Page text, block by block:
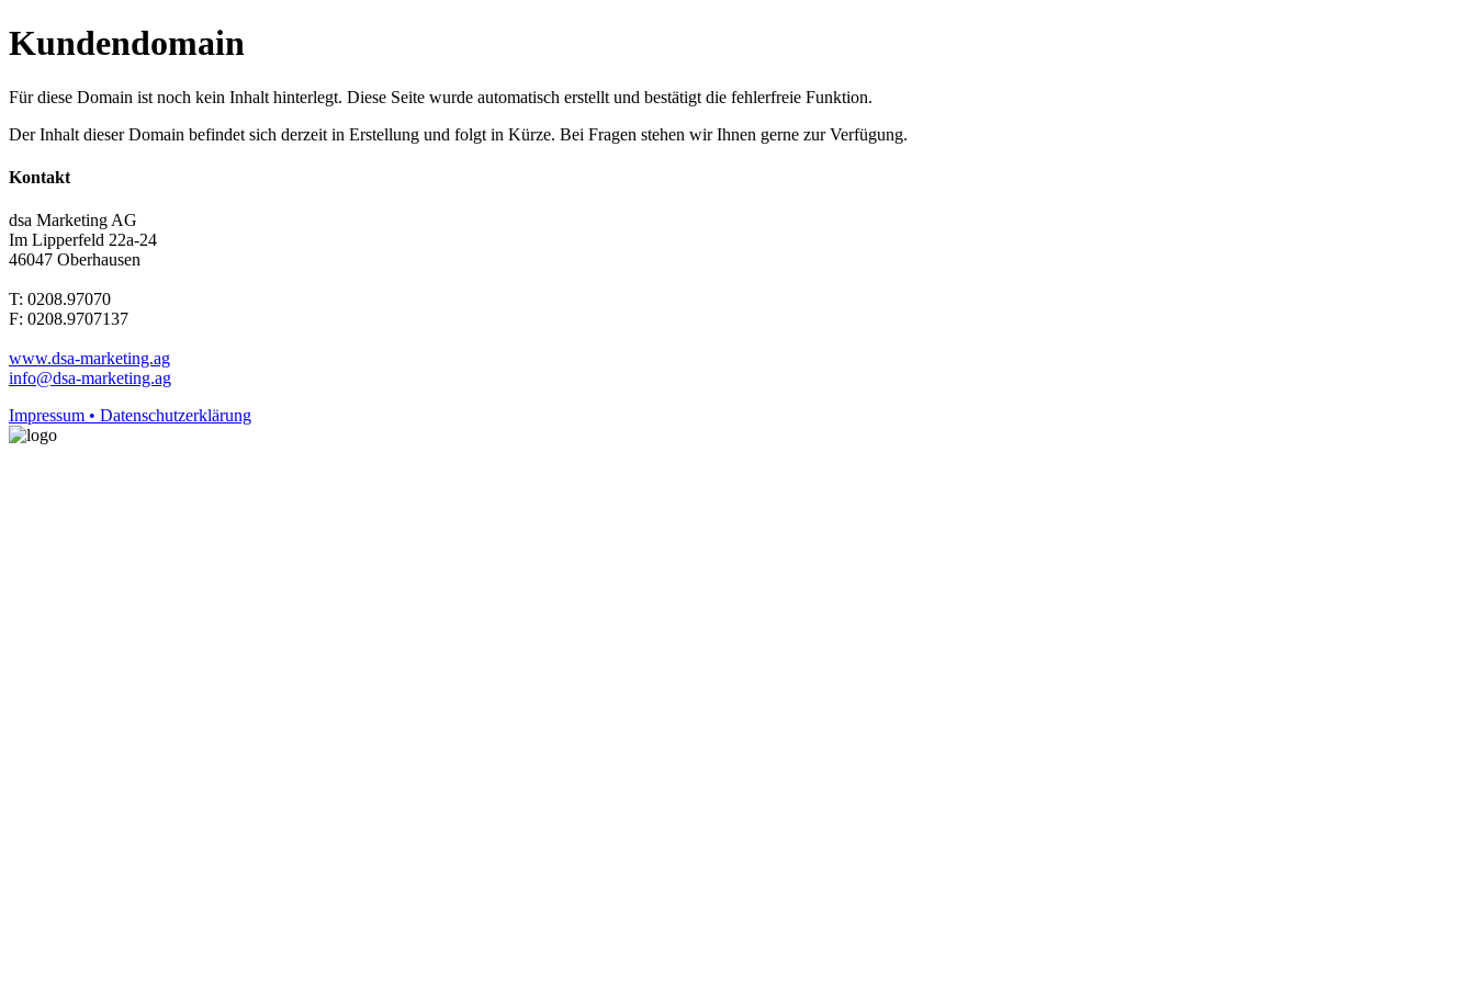
Kundendomain
Für diese Domain ist noch kein Inhalt hinterlegt. Diese Seite wurde automatisch erstellt und bestätigt die fehlerfreie Funktion.
Der Inhalt dieser Domain befindet sich derzeit in Erstellung und folgt in Kürze. Bei Fragen stehen wir Ihnen gerne zur Verfügung.
Kontakt
dsa Marketing AG
Im Lipperfeld 22a-24
46047 Oberhausen
T: 0208.97070
F: 0208.9707137
www.dsa-marketing.ag
info@dsa-marketing.ag
Impressum • Datenschutzerklärung